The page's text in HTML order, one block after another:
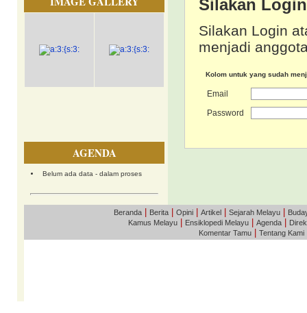
AGENDA
Belum ada data - dalam proses
Silakan
Silakan Login
menjadi
Kolom untuk yang sudah
Email
Password
Beranda Berita Opini Artikel Sejarah Melayu
Kamus Melayu
Ensiklopedi Melayu Agenda
Komentar Tamu
Tentang Kami